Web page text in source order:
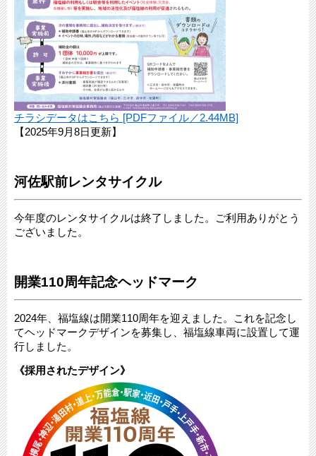
チラシデータはこちら [PDFファイル／2.44MB]
【2025年9月8日更新】
河佐駅前レンタサイクル
今年度のレンタサイクルは終了しました。ご利用ありがとう
ございました。
開業110周年記念ヘッドマーク
2024年、福塩線は開業110周年を迎えました。これを記念し
てヘッドマークデザインを募集し、福塩線車両に設置して運
行しました。
《採用されたデザイン》